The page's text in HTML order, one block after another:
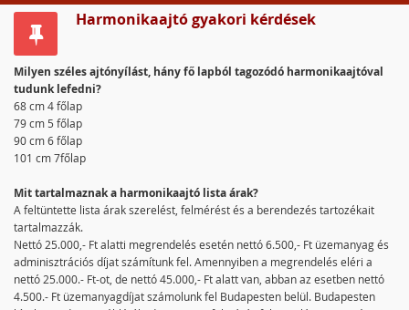
Harmonikaajtó gyakori kérdések
Milyen széles ajtónyílást, hány fő lapból tagozódó harmonikaajtóval
tudunk lefedni?
68 cm 4 főlap
79 cm 5 főlap
90 cm 6 főlap
101 cm 7főlap
Mit tartalmaznak a harmonikaajtó lista árak?
A feltüntette lista árak szerelést, felmérést és a berendezés tartozékait
tartalmazzák.
Nettó 25.000,- Ft alatti megrendelés esetén nettó 6.500,- Ft üzemanyag és
adminisztrációs díjat számítunk fel. Amennyiben a megrendelés eléri a
nettó 25.000.- Ft-ot, de nettó 45.000,- Ft alatt van, abban az esetben nettó
4.500.- Ft üzemanyagdíjat számolunk fel Budapesten belül. Budapesten